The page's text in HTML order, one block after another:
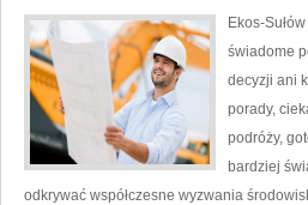
Ekos-
świadome
decyzji ani
porady,
podróży,
bardziej
odkrywać współczesne wyzwania